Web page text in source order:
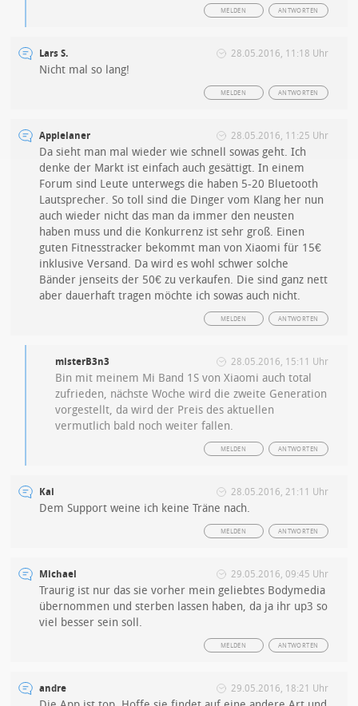
ANTWORTEN
MELDEN
Lars S. 28.05.2016, 11:18 Uhr
Nicht mal so lang!
ANTWORTEN
MELDEN
Applelaner 28.05.2016, 11:25 Uhr
Da sieht man mal wieder wie schnell sowas geht. Ich
denke der Markt ist einfach auch gesättigt. In einem
Forum sind Leute unterwegs die haben 5-20 Bluetooth
Lautsprecher. So toll sind die Dinger vom Klang her nun
auch wieder nicht das man da immer den neusten
haben muss und die Konkurrenz ist sehr groß. Einen
guten Fitnesstracker bekommt man von Xiaomi für 15€
inklusive Versand. Da wird es wohl schwer solche
Bänder jenseits der 50€ zu verkaufen. Die sind ganz nett
aber dauerhaft tragen möchte ich sowas auch nicht.
ANTWORTEN
MELDEN
misterB3n3 28.05.2016, 15:11 Uhr
Bin mit meinem Mi Band 1S von Xiaomi auch total
zufrieden, nächste Woche wird die zweite Generation
vorgestellt, da wird der Preis des aktuellen
vermutlich bald noch weiter fallen.
ANTWORTEN
MELDEN
Kai 28.05.2016, 21:11 Uhr
Dem Support weine ich keine Träne nach.
ANTWORTEN
MELDEN
Michael 29.05.2016, 09:45 Uhr
Traurig ist nur das sie vorher mein geliebtes Bodymedia
übernommen und sterben lassen haben, da ja ihr up3 so
viel besser sein soll.
ANTWORTEN
MELDEN
andre 29.05.2016, 18:21 Uhr